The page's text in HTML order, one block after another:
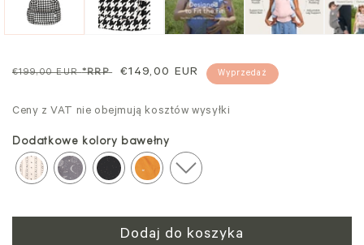
Cena
€199,00 EUR*RRP
Cena
€149,00 EUR Wyprzedaż
Ceny z VAT nie obejmują kosztów wysyłki
Dodatkowe kolory bawełny
Dodaj do koszyka